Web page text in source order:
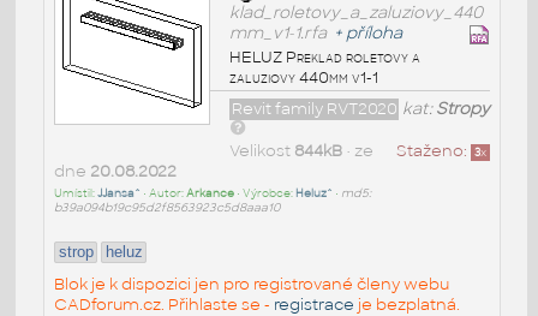
klad_roletovy_a_zaluziovy_440
mm_v1-1.rfa + příloha
HELUZ Preklad roletovy a
zaluziovy 440mm v1-1
kat:Stropy
Revit family RVT2020
Staženo: 3x
Velikost 844kB• ze
dne 20.08.2022
Umístil:JJansa^ • Autor:Arkance• Výrobce: Heluz^ • md5:
b39a094b19c95d2f8563923c5d8aaa10
strop heluz
Blok je k dispozici jen pro registrované členy webu
CADforum.cz. Přihlaste se - registrace je bezplatná.